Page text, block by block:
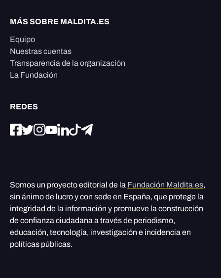
MÁS SOBRE MALDITA.ES
Equipo
Nuestras cuentas
Transparencia de la organización
La Fundación
REDES
Somos un proyecto editorial de la Fundación Maldita.es,
sin ánimo de lucro y con sede en España, que protege la
integridad de la información y promueve la construcción
de confianza ciudadana a través de periodismo,
educación, tecnología, investigación e incidencia en
políticas públicas.